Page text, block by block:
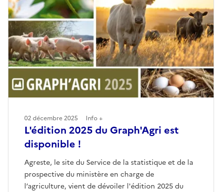
L'édition 2025 du Graph'Agri est
disponible !
Agreste, le site du Service de la statistique et de la
prospective du ministère en charge de
l’agriculture, vient de dévoiler l'édition 2025 du
02 décembre 2025 Info +